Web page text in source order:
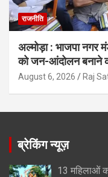
राजनीति
अल्मोड़ा : भाजपा नगर
को जन-आंदोलन बनाने
August 6, 2026 Raj
ब्रेकिंग न्यूज़
13 महिलाओं